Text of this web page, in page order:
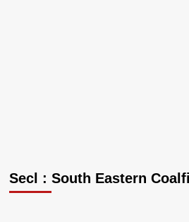
Secl : South Eastern